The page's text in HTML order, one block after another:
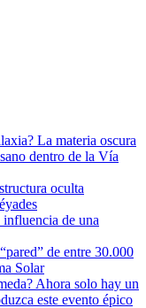
La materia oscura
dentro de la Vía
oculta
influencia de una
de entre 30.000
Solar
Ahora solo hay un
este evento épico